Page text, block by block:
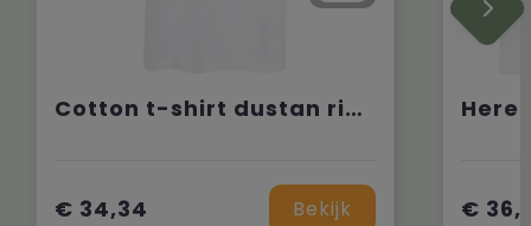
Cotton t-shirt dustan river
€ 34,34 Bekijk €